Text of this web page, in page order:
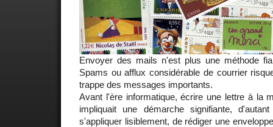
Envoyer des mails n'est plus une méthode
Spams ou afflux considérable de courrier
trappe des messages importants.
Avant l'ère informatique, écrire une lettre à la
impliquait une démarche signifiante,
s'appliquer lisiblement, de rédiger une